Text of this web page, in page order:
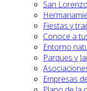
San
Fiestas y
Conoce a
Entorno
Parques y
Empresas